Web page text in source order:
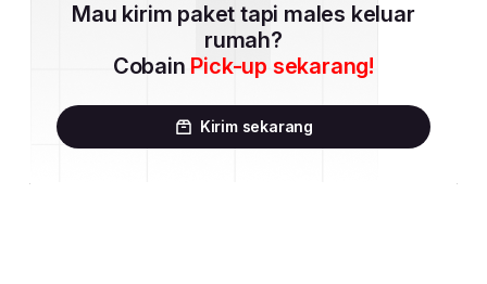
Mau kirim paket tapi males keluar
rumah?
Cobain Pick-up sekarang!
Kirim sekarang